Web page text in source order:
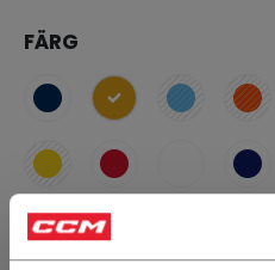
FÄRG
selected
STORLEK